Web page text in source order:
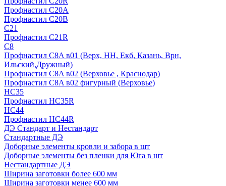
Профнастил С20А
Профнастил С20В
C21
Профнастил С21R
C8
Профнастил С8A в01 (Верх, НН, Екб, Казань, Врн,
Ильский,Дружный)
Профнастил С8A в02 (Верховье , Краснодар)
Профнастил С8A в02 фигурный (Верховье)
HС35
Профнастил HC35R
НС44
Профнастил НС44R
ДЭ Стандарт и Нестандарт
Стандартные ДЭ
Доборные элементы кровли и забора в шт
Доборные элементы без пленки для Юга в шт
Нестандартные ДЭ
Ширина заготовки более 600 мм
Ширина заготовки менее 600 мм